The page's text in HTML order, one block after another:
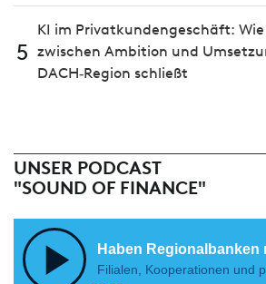
5
KI im Privatkundengeschäft:
zwischen Ambition und
DACH‑Region schließt
UNSER PODCAST
"SOUND OF FINANCE"